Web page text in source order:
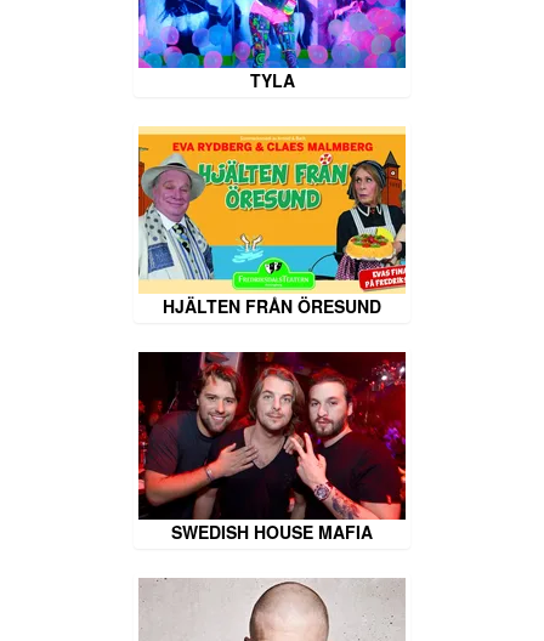
TYLA
HJÄLTEN FRÅN ÖRESUND
SWEDISH HOUSE MAFIA